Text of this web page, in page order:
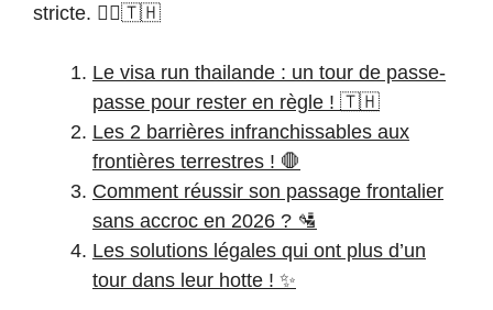
stricte. 🏃‍♂️🇹🇭
Le visa run thailande : un tour de passe-
passe pour rester en règle ! 🇹🇭
Les 2 barrières infranchissables aux
frontières terrestres ! 🛑
Comment réussir son passage frontalier
sans accroc en 2026 ? 🛂
Les solutions légales qui ont plus d’un
tour dans leur hotte ! ✨